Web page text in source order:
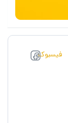
فیسبوک